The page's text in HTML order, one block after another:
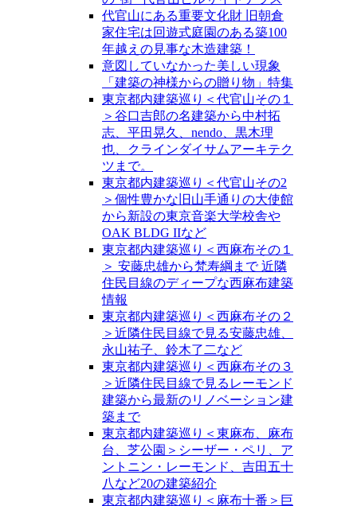
代官山にある重要文化財 旧朝倉
家住宅は回遊式庭園のある築100
年越えの見事な木造建築！
意図していなかった美しい現象
「建築の神様からの贈り物」特集
東京都内建築巡り＜代官山その１
＞谷口吉郎の名建築から中村拓
志、平田晃久、nendo、黒木理
也、クラインダイサムアーキテク
ツまで。
東京都内建築巡り＜代官山その2
＞個性豊かな旧山手通りの大使館
から新設の東京音楽大学校舎や
OAK BLDG IIなど
東京都内建築巡り＜西麻布その１
＞ 安藤忠雄から梵寿綱まで 近隣
住民目線のディープな西麻布建築
情報
東京都内建築巡り＜西麻布その２
＞近隣住民目線で見る安藤忠雄、
永山祐子、鈴木了二など
東京都内建築巡り＜西麻布その３
＞近隣住民目線で見るレーモンド
建築から最新のリノベーション建
築まで
東京都内建築巡り＜東麻布、麻布
台、芝公園＞シーザー・ペリ、ア
ントニン・レーモンド、吉田五十
八など20の建築紹介
東京都内建築巡り＜麻布十番＞巨